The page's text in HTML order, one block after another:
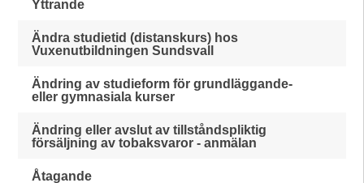
Yttrande
Ändra studietid (distanskurs) hos
Vuxenutbildningen Sundsvall
Ändring av studieform för grundläggande-
eller gymnasiala kurser
Ändring eller avslut av tillståndspliktig
försäljning av tobaksvaror - anmälan
Åtagande